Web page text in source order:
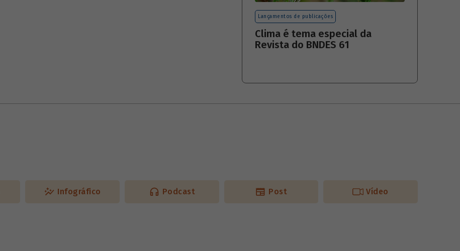
Lançamentos de publicações
Clima é tema especial da
Revista do BNDES 61
Infográfico Podcast Post Vídeo